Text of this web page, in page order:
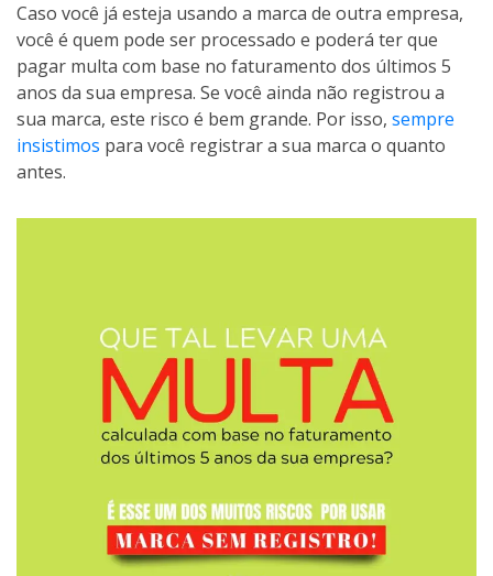
Caso você já esteja usando a marca de outra empresa,
você é quem pode ser processado e poderá ter que
pagar multa com base no faturamento dos últimos 5
anos da sua empresa. Se você ainda não registrou a
sua marca, este risco é bem grande. Por isso, sempre
insistimos para você registrar a sua marca o quanto
antes.